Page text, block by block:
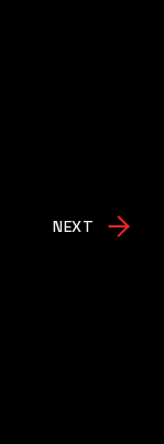
NEXT